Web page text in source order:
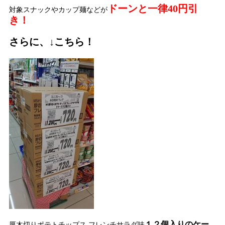
対象スナックやカップ麺などが ドーンと一律40円引
き！
さらに、↓こちら！